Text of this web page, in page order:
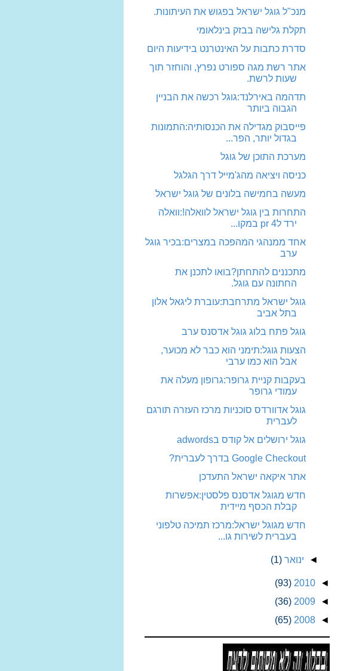
מנכ"ל גוגל ישראל בפגוש את העיתונות.
תקלת גלישה בבזק בינלאומי
סדרת כתבות על האינטרנט בידיעות היום
אתר רשת מגה ספורט נפרץ, והוחזר תוך
שעות לרשת.
תדהמה באירלנד:גוגל רכשה את הבניין
הגבוה ביותר
פייסבוק מגדילה את הכנסותיה:התמונות
בגדול יותר, הפר...
מערכת התוכן של גוגל
כניסה ויציאה מהג'מייל דרך הגלגל
מעשה בחמישה בלונים של גוגל ישראל
התחרות בין גוגל ישראל לוואלה!:וואלה
ירד לpr 4 במקו...
אחד ממנהגי המהפכה במצרים:בכיר גוגל
ערב
מתכננים להתחתן?בואו לתכנן את
החתונה עם גוגל.
גוגל ישראל מתרחבת:עוברת ליגאל אלון
בתל אביב
גוגל פתח בלוג גוגל אדסנס ערב
הצעות גוגל:תימני הוא כבר לא מכוער,
אבל הוא כמו ערבי
בעקבות קניית גרופר:גרופון מעלה את
עמודי גרופר
גוגל אדוורדס סוכניות מרכז העזרה תורגם
לעברית
גוגל ירושלים אל קודס בadwords
Google Checkout בדרך לעברית?
אתר איקאה ישראל התעדכן
חדש מגוגל אדסנס פלסטין:אפשרות
קבלת הכסף מיידית
חדש מגוגל ישראל:מרכז תמיכה טלפוני
בעברית לשירות גו...
◄ ינואר(1)
◄
2010
(93)
◄
2009
(36)
◄
2008
(65)